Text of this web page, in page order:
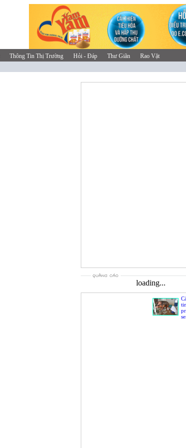
Thông Tin Thị Trường Hỏi - Đáp Thư Giãn Rao Vặt
loading...